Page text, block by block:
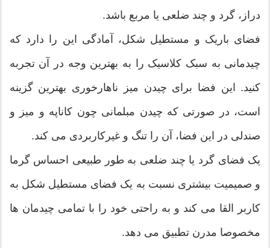
دراز، گرد و چند ضلعی یا مربع باشد.
فضای باریک و مستطیل شکل، آمادگی این را دارد که
چیدمانی به سبک کلاسیک را به بهترین وجه در آن تجربه
کنید. این فضا برای چیدن میز ناهارخوری بهترین گزینه
است، در صورتی که چیدن مبلمانی چون کاناپه و میز و
صندلی در این فضا، آن را تنگ و غیرکاربردی می کند.
یک فضای گرد یا چند ضلعی به طور طبیعی احساس گرما
و صمیمیت بیشتری نسبت به یک فضای مستطیل شکل به
کاربر القا می کند و به راحتی خود را با تمامی چیدمان ها
مخصوصا مدرن تطبیق می دهد.